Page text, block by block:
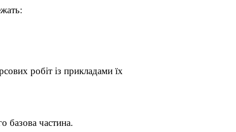
робіт із прикладами їх
базова частина.